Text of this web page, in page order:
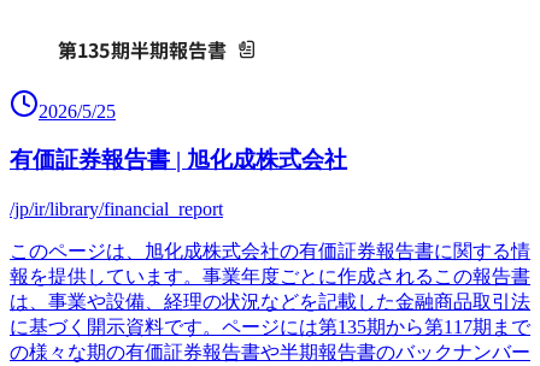
2026/5/25
有価証券報告書 | 旭化成株式会社
/jp/ir/library/financial_report
このページは、旭化成株式会社の有価証券報告書に関する情
報を提供しています。事業年度ごとに作成されるこの報告書
は、事業や設備、経理の状況などを記載した金融商品取引法
に基づく開示資料です。ページには第135期から第117期まで
の様々な期の有価証券報告書や半期報告書のバックナンバー